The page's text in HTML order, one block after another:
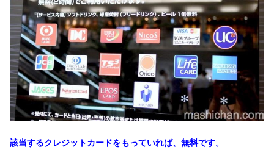
該当するクレジットカードをもっていれば、無料です。